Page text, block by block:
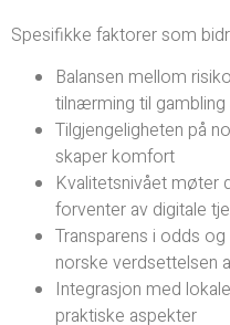
Spesifikke faktorer som
Balansen mellom
tilnærming til
Tilgjengeligheten på
skaper komfort
Kvalitetsnivået møter
forventer av digitale
Transparens i odds
norske verdsettelsen
Integrasjon med
praktiske aspekter